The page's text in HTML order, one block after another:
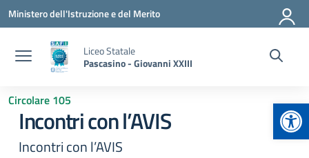
Vai ai contenuti
Vai al menu di navigazione
Vai al footer
Ministero dell'Istruzione e del Merito
Liceo Statale
Pascasino - Giovanni XXIII
Circolare 105
Incontri con l’AVIS
Incontri con l’AVIS